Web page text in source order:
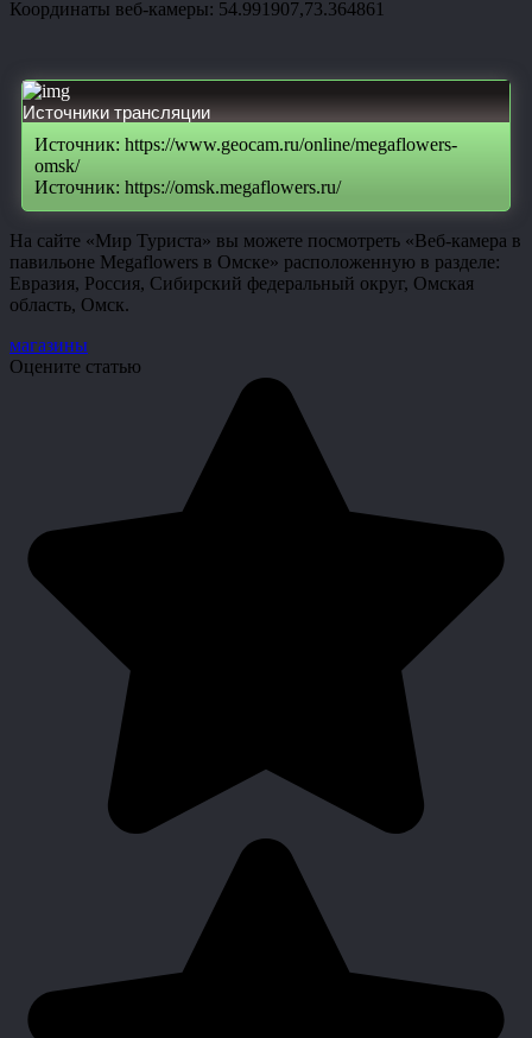
Координаты веб-камеры: 54.991907,73.364861
Источники трансляции
Источник: https://www.geocam.ru/online/megaflowers-
omsk/
Источник: https://omsk.megaflowers.ru/
На сайте «Мир Туриста» вы можете посмотреть «Веб-камера в
павильоне Megaflowers в Омске» расположенную в разделе:
Евразия, Россия, Сибирский федеральный округ, Омская
область, Омск.
магазины
Оцените статью